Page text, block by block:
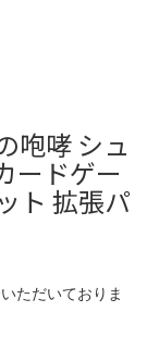
咆哮 シュ
ードゲー
ト 拡張パ
ただいておりま